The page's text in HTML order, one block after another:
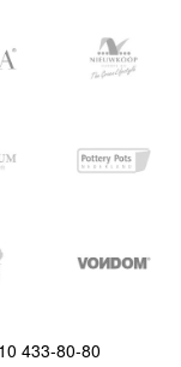
433-80-80